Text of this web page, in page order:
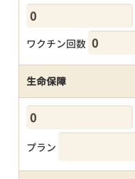
ワクチン回数
生命保障
プラン